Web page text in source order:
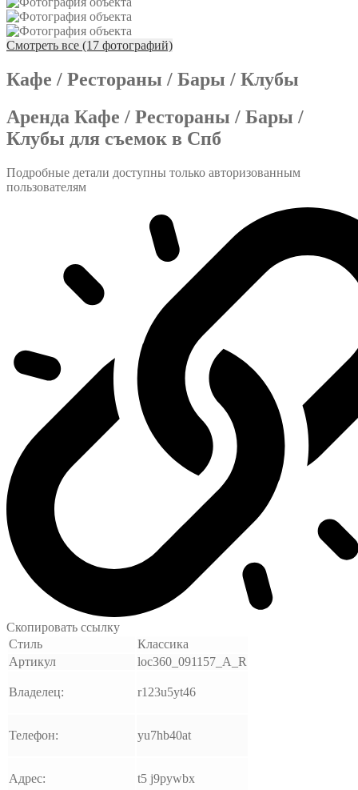
Смотреть все (17 фотографий)
Кафе / Рестораны / Бары / Клубы
Аренда Кафе / Рестораны / Бары /
Клубы для съемок в Спб
Подробные детали доступны только авторизованным
пользователям
Скопировать ссылку
Стиль
Классика
Артикул
loc360_091157_A_R
Владелец: r123u5yt46
Телефон: yu7hb40at
Адрес: t5 j9pywbx